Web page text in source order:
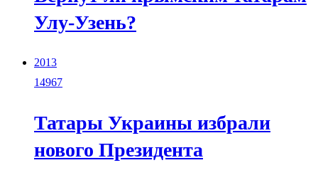
Улу-Узень?
2013
14967
Татары Украины избрали
нового Президента